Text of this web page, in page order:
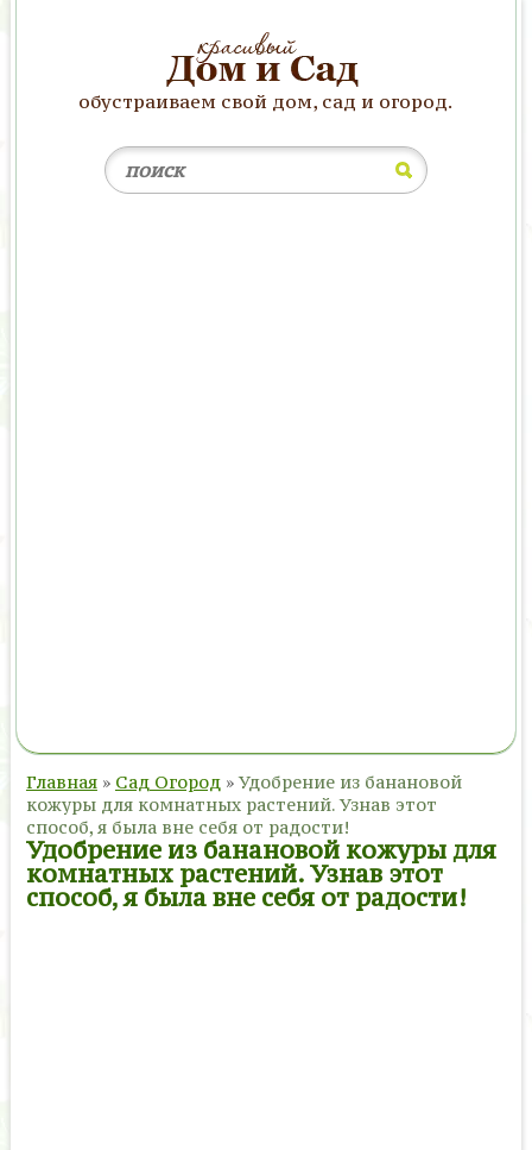
обустраиваем свой дом, сад и огород.
Главная » Сад Огород »Удобрение из банановой
кожуры для комнатных растений. Узнав этот
способ, я была вне себя от радости!
Удобрение из банановой кожуры для
комнатных растений. Узнав этот
способ, я была вне себя от радости!